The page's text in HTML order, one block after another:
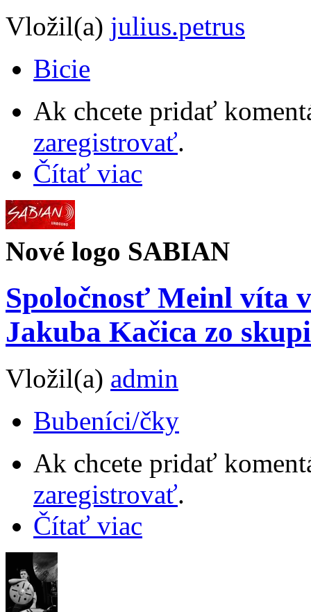
Vložil(a) julius.petrus
Bicie
Ak chcete pridať
zaregistrovať.
Čítať viac
Nové logo SABIAN
Spoločnosť Meinl víta
Jakuba Kačica zo
Vložil(a) admin
Bubeníci/čky
Ak chcete pridať
zaregistrovať.
Čítať viac